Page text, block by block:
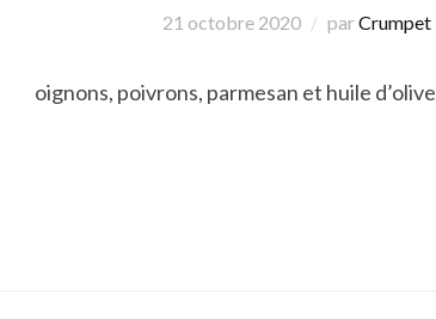
21 octobre 2020 parCrumpet
oignons, poivrons, parmesan et huile d’olive